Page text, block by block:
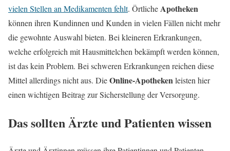
vielen Stellen an Medikamenten fehlt. ÖrtlicheApotheken
können ihren Kundinnen und Kunden in vielen Fällen nicht mehr
die gewohnte Auswahl bieten. Bei kleineren Erkrankungen,
welche erfolgreich mit Hausmittelchen bekämpft werden können,
ist das kein Problem. Bei schweren Erkrankungen reichen diese
Mittel allerdings nicht aus. DieOnline-Apothekenleisten hier
einen wichtigen Beitrag zur Sicherstellung der Versorgung.
Das sollten Ärzte und Patienten wissen